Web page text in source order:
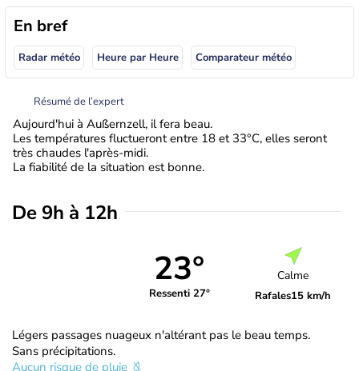
En bref
Radar météo Heure par Heure Comparateur météo
Résumé de l’expert
Aujourd'hui à Außernzell, il fera beau.
Les températures fluctueront entre 18 et 33°C, elles seront
très chaudes l'après-midi.
La fiabilité de la situation est bonne.
De 9h à 12h
23°
Ressenti 27°
Calme
Rafales15 km/h
Légers passages nuageux n'altérant pas le beau temps.
Sans précipitations.
Aucun risque de pluie